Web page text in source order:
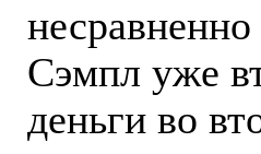
Сэмпл уже
деньги во